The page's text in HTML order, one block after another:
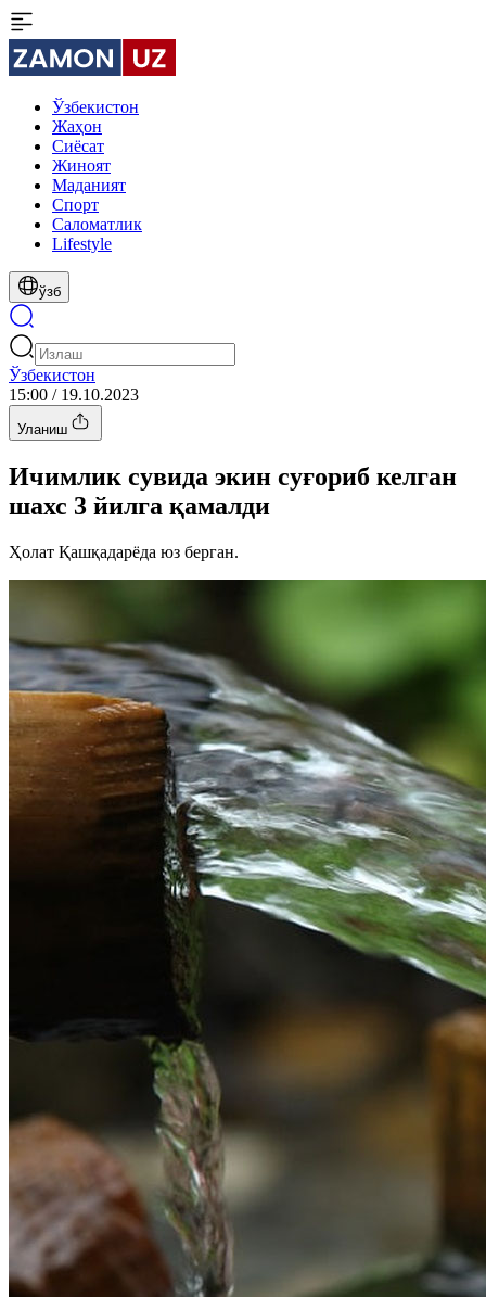
Ўзбекистон
Жаҳон
Сиёсат
Жиноят
Маданият
Спорт
Cаломатлик
Lifestyle
ўзб
Ўзбекистон
15:00 / 19.10.2023
Уланиш
Ичимлик сувида экин суғориб келган
шахс 3 йилга қамалди
Ҳолат Қашқадарёда юз берган.